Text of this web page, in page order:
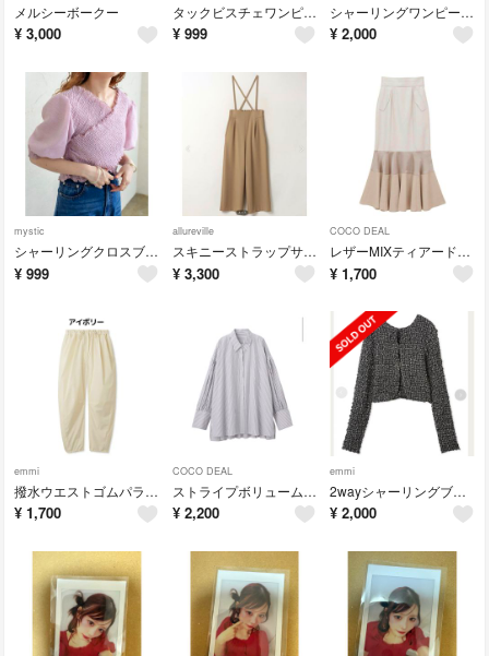
メルシーボークー
¥ 3,000
タックビスチェワンピース MURUA
¥ 999
シャーリングワンピース BLK
¥ 2,000
mystic
シャーリングクロスブラウス mystic
¥ 999
allureville
スキニーストラップサロペットパンツ
¥ 3,300
COCO DEAL
レザーMIXティアードスカート COCO DEAL
¥ 1,700
emmi
撥水ウエストゴムパラシュートパンツ / WHT
¥ 1,700
COCO DEAL
ストライプボリュームスリーブブラウス
¥ 2,200
emmi
2wayシャーリングブラウス
¥ 2,000